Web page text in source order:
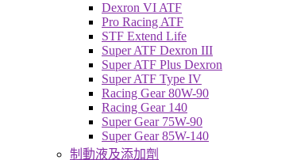
Dexron VI ATF
Pro Racing ATF
STF Extend Life
Super ATF Dexron III
Super ATF Plus Dexron
Super ATF Type IV
Racing Gear 80W-90
Racing Gear 140
Super Gear 75W-90
Super Gear 85W-140
制動液及添加劑